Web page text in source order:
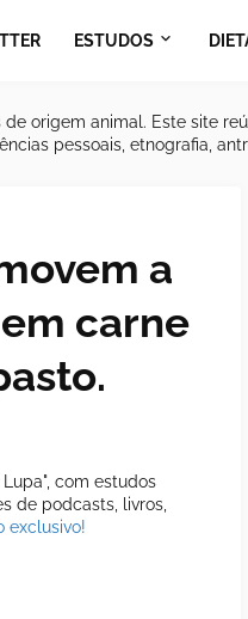
ESTUDOS
origem animal. Este site
pessoais, etnografia,
a
carne
com estudos
de podcasts, livros,
exclusivo!